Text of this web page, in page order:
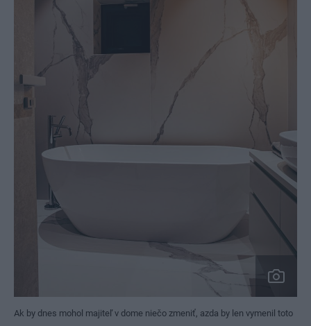
Ak by dnes mohol majiteľ v dome niečo zmeniť, azda by len vymenil toto